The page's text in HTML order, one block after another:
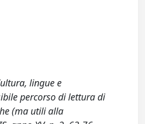
lingue e
percorso di lettura di
(ma utili alla